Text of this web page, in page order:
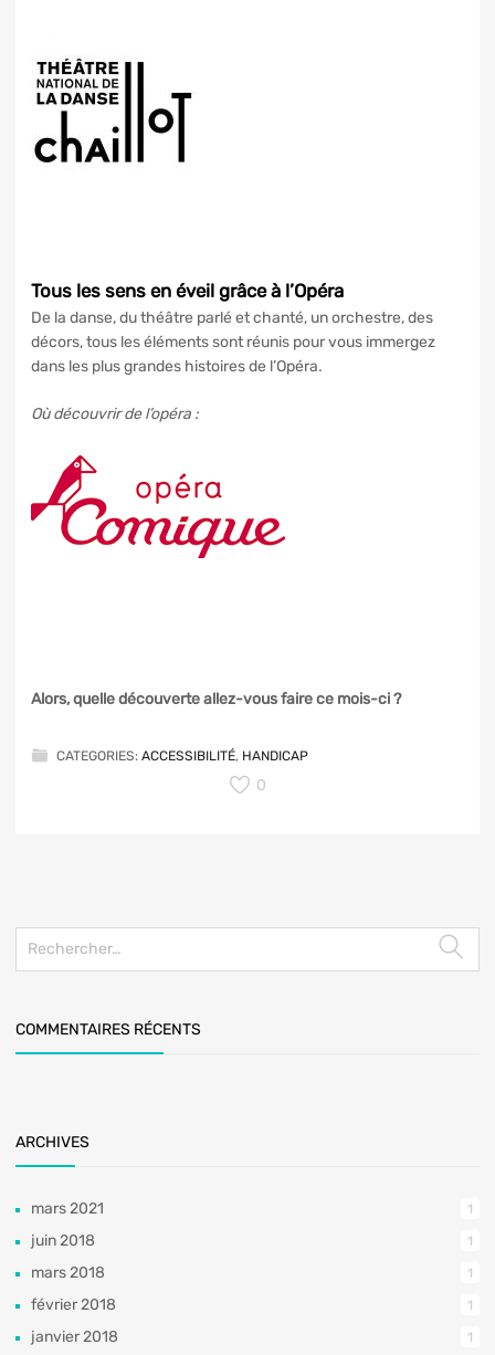
Tous les sens en éveil grâce à l’Opéra
De la danse, du théâtre parlé et chanté, un orchestre, des
décors, tous les éléments sont réunis pour vous immergez
dans les plus grandes histoires de l’Opéra.
Où découvrir de l’opéra :
Alors, quelle découverte allez-vous faire ce mois-ci ?
CATEGORIES: ACCESSIBILITÉ, HANDICAP
0
COMMENTAIRES RÉCENTS
ARCHIVES
mars 2021 1
juin 2018 1
mars 2018 1
février 2018 1
janvier 2018 1